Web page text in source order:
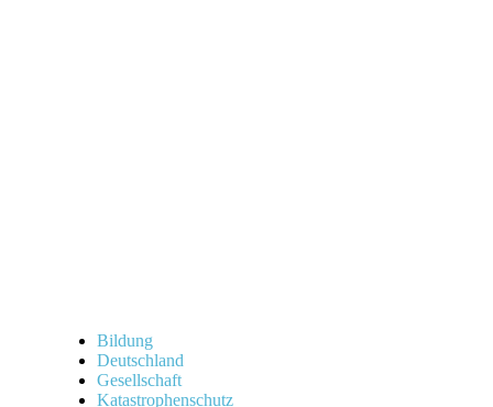
Bildung
Deutschland
Gesellschaft
Katastrophenschutz